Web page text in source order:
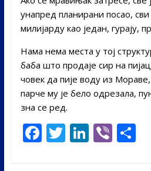
унапред планирани посао,
милијарду као један, гурају,
Нама нема места у тој
баба што продаје сир на
човек да пије воду из Мораве,
парче му је бело одрезала,
зна се ред.
F
ac
T
w
Li
n
Vi
b
S